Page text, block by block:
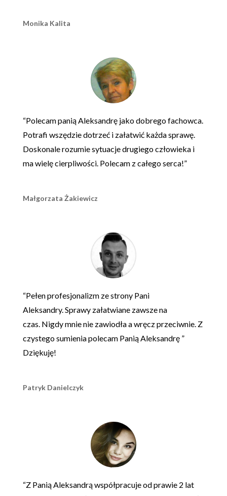
Monika Kalita
“Polecam panią Aleksandrę jako dobrego fachowca.
Potrafi wszędzie dotrzeć i załatwić każda sprawę.
Doskonale rozumie sytuacje drugiego człowieka i
ma wielę cierpliwości. Polecam z całego serca!”
Małgorzata Żakiewicz
“Pełen profesjonalizm ze strony Pani
Aleksandry.Sprawy załatwiane zawsze na
czas. Nigdy mnie nie zawiodła a wręcz przeciwnie. Z
czystego sumienia polecam Panią Aleksandrę ”
Dziękuję!
Patryk Danielczyk
“Z Panią Aleksandrą współpracuje od prawie 2 lat